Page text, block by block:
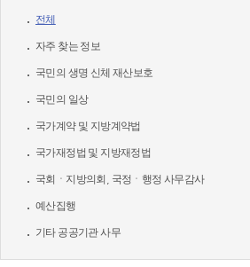
전체
자주 찾는 정보
국민의 생명 신체 재산보호
국민의 일상
국가계약 및 지방계약법
국가재정법 및 지방재정법
국회ㆍ지방의회, 국정ㆍ행정 사무감사
예산집행
기타 공공기관 사무